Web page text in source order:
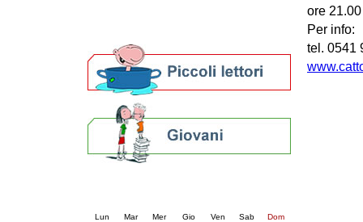
ore
Per info:
tel. 0541
Lun Mar Mer Gio Ven Sab
Dom